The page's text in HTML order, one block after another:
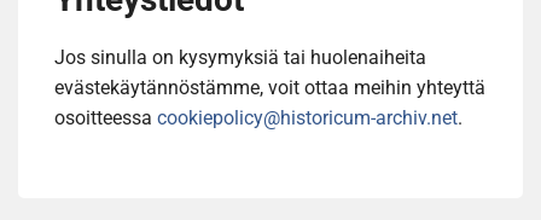
Jos sinulla on kysymyksiä tai huolenaiheita
evästekäytännöstämme, voit ottaa meihin yhteyttä
osoitteessa cookiepolicy@historicum-archiv.net.